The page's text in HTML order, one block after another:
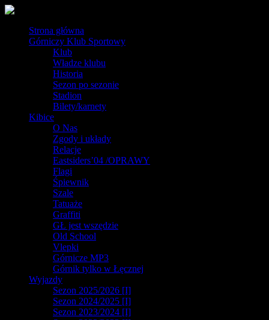
Strona główna
Górniczy Klub Sportowy
Klub
Władze klubu
Historia
Sezon po sezonie
Stadion
Bilety/karnety
Kibice
O Nas
Zgody i układy
Relacje
Eastsiders’04 /OPRAWY
Flagi
Śpiewnik
Szale
Tatuaże
Graffiti
GŁ jest wszędzie
Old School
Vlepki
Górnicze MP3
Górnik tylko w Łęcznej
Wyjazdy
Sezon 2025/2026 [I]
Sezon 2024/2025 [I]
Sezon 2023/2024 [I]